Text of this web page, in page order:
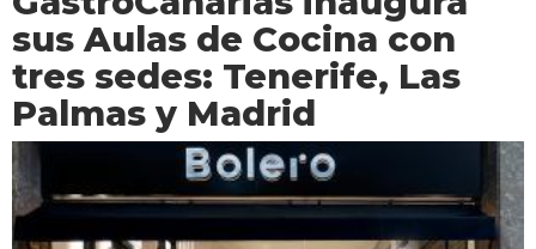
sus Aulas de Cocina con
tres sedes: Tenerife, Las
Palmas y Madrid